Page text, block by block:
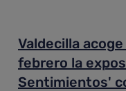
Valdecilla
febrero la
Sentimientos'